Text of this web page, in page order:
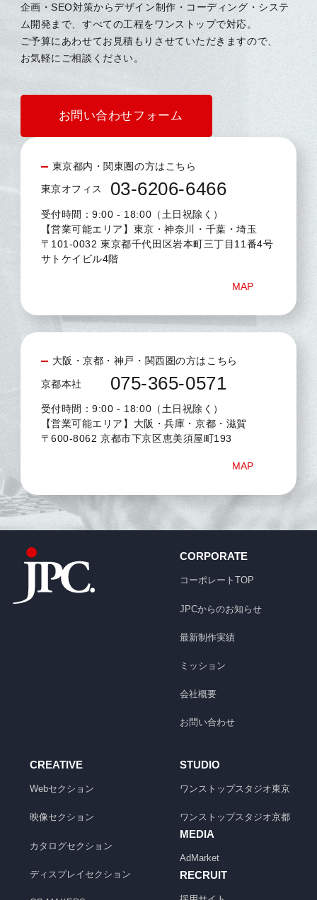
企画・SEO対策からデザイン制作・コーディング・システ
ム開発まで、すべての工程をワンストップで対応。
ご予算にあわせてお見積もりさせていただきますので、
お気軽にご相談ください。
お問い合わせフォーム
東京都内・関東圏の方はこちら
東京オフィス 03-6206-6466
受付時間：9:00 - 18:00（土日祝除く）
【営業可能エリア】東京・神奈川・千葉・埼玉
〒101-0032 東京都千代田区岩本町三丁目11番4号
サトケイビル4階
MAP
大阪・京都・神戸・関西圏の方はこちら
京都本社 075-365-0571
受付時間：9:00 - 18:00（土日祝除く）
【営業可能エリア】大阪・兵庫・京都・滋賀
〒600-8062 京都市下京区恵美須屋町193
MAP
CORPORATE
コーポレートTOP
JPCからのお知らせ
最新制作実績
ミッション
会社概要
お問い合わせ
CREATIVE
Webセクション
映像セクション
カタログセクション
ディスプレイセクション
STUDIO
ワンストップスタジオ東京
ワンストップスタジオ京都
MEDIA
AdMarket
RECRUIT